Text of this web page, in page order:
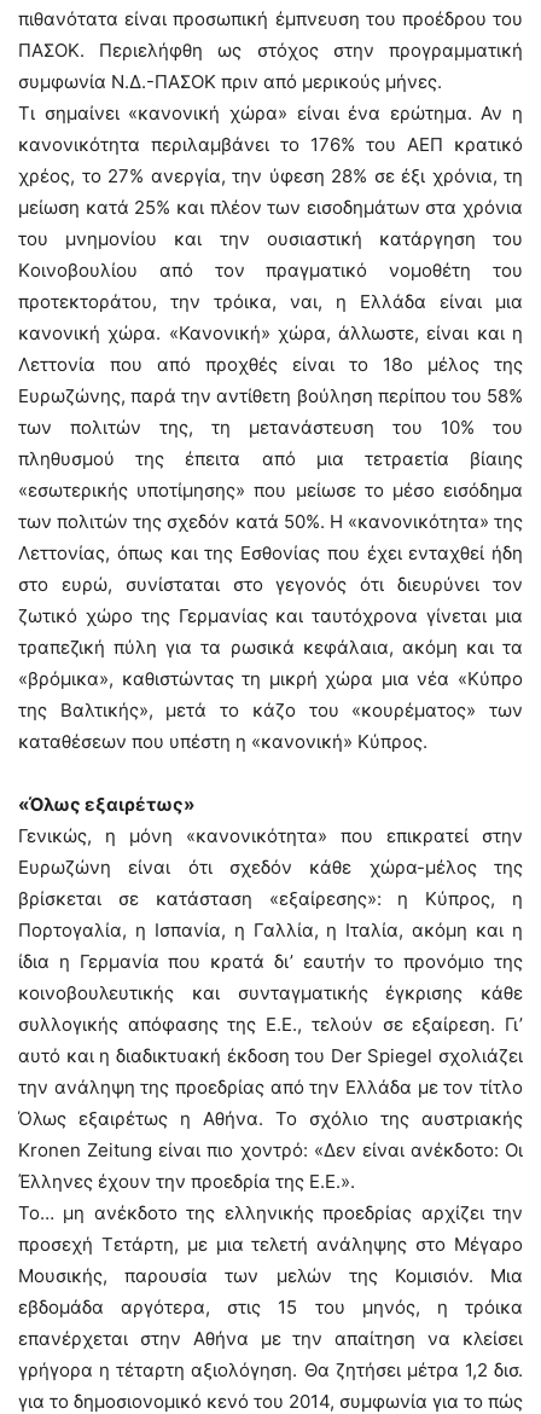
πιθανότατα είναι προσωπική έμπνευση του προέδρου του
ΠΑΣΟΚ. Περιελήφθη ως στόχος στην προγραμματική
συμφωνία Ν.Δ.-ΠΑΣΟΚ πριν από μερικούς μήνες.
Τι σημαίνει «κανονική χώρα» είναι ένα ερώτημα. Αν η
κανονικότητα περιλαμβάνει το 176% του ΑΕΠ κρατικό
χρέος, το 27% ανεργία, την ύφεση 28% σε έξι χρόνια, τη
μείωση κατά 25% και πλέον των εισοδημάτων στα χρόνια
του μνημονίου και την ουσιαστική κατάργηση του
Kοινοβουλίου από τον πραγματικό νομοθέτη του
προτεκτοράτου, την τρόικα, ναι, η Ελλάδα είναι μια
κανονική χώρα. «Κανονική» χώρα, άλλωστε, είναι και η
Λεττονία που από προχθές είναι το 18ο μέλος της
Ευρωζώνης, παρά την αντίθετη βούληση περίπου του 58%
των πολιτών της, τη μετανάστευση του 10% του
πληθυσμού της έπειτα από μια τετραετία βίαιης
«εσωτερικής υποτίμησης» που μείωσε το μέσο εισόδημα
των πολιτών της σχεδόν κατά 50%. Η «κανονικότητα» της
Λεττονίας, όπως και της Εσθονίας που έχει ενταχθεί ήδη
στο ευρώ, συνίσταται στο γεγονός ότι διευρύνει τον
ζωτικό χώρο της Γερμανίας και ταυτόχρονα γίνεται μια
τραπεζική πύλη για τα ρωσικά κεφάλαια, ακόμη και τα
«βρόμικα», καθιστώντας τη μικρή χώρα μια νέα «Κύπρο
της Βαλτικής», μετά το κάζο του «κουρέματος» των
καταθέσεων που υπέστη η «κανονική» Κύπρος.
«Όλως εξαιρέτως»
Γενικώς, η μόνη «κανονικότητα» που επικρατεί στην
Ευρωζώνη είναι ότι σχεδόν κάθε χώρα-μέλος της
βρίσκεται σε κατάσταση «εξαίρεσης»: η Κύπρος, η
Πορτογαλία, η Ισπανία, η Γαλλία, η Ιταλία, ακόμη και η
ίδια η Γερμανία που κρατά δι’ εαυτήν το προνόμιο της
κοινοβουλευτικής και συνταγματικής έγκρισης κάθε
συλλογικής απόφασης της Ε.Ε., τελούν σε εξαίρεση. Γι’
αυτό και η διαδικτυακή έκδοση του Der Spiegel σχολιάζει
την ανάληψη της προεδρίας από την Ελλάδα με τον τίτλο
Όλως εξαιρέτως η Αθήνα. Το σχόλιο της αυστριακής
Kronen Zeitung είναι πιο χοντρό: «Δεν είναι ανέκδοτο: Οι
Έλληνες έχουν την προεδρία της Ε.Ε.».
Το… μη ανέκδοτο της ελληνικής προεδρίας αρχίζει την
προσεχή Τετάρτη, με μια τελετή ανάληψης στο Μέγαρο
Μουσικής, παρουσία των μελών της Κομισιόν. Μια
εβδομάδα αργότερα, στις 15 του μηνός, η τρόικα
επανέρχεται στην Αθήνα με την απαίτηση να κλείσει
γρήγορα η τέταρτη αξιολόγηση. Θα ζητήσει μέτρα 1,2 δισ.
για το δημοσιονομικό κενό του 2014, συμφωνία για το πώς